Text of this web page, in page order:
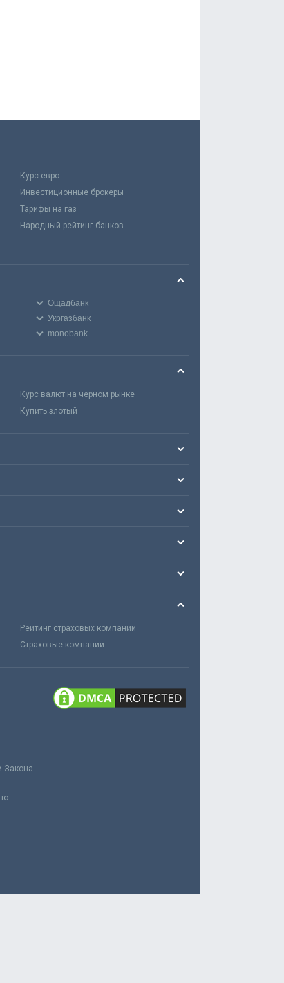
Курс евро
Инвестиционные брокеры
Тарифы на газ
Народный рейтинг банков
Ощадбанк
Укргазбанк
monobank
Курс валют на черном рынке
Купить злотый
Рейтинг страховых компаний
Страховые компании
Закона